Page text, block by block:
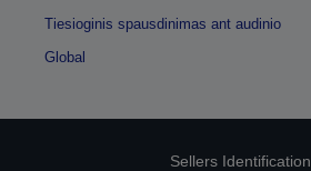
Tiesioginis spausdinimas ant audinio
Global
Sellers Identification